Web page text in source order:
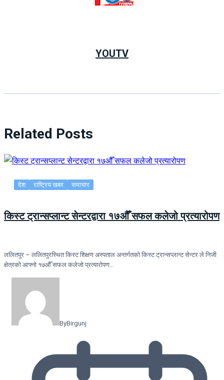
YOUTV
Related Posts
देश राष्ट्रिय खबर समाचार
किस्ट ट्रान्सप्लान्ट सेन्टरद्वारा १७औँ सफल कलेजो प्रत्यारोपण
ललितपुर – ललितपुरस्थित किस्ट शिक्षण अस्पताल अन्तर्गतको किस्ट ट्रान्सप्लान्ट सेन्टर ले निजी
क्षेत्रको आफ्नो १७औँ सफल कलेजो प्रत्यारोपण…
ByBirgunj